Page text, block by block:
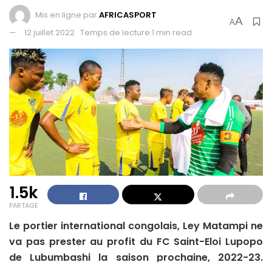
Mis en ligne parAFRICASPORT
12 juillet 2022 Temps de lecture:1 min read
AA
1.5k
PARTAGE
Le portier international congolais, Ley Matampi ne
va pas prester au profit du FC Saint-Eloi Lupopo
de Lubumbashi la saison prochaine, 2022-23.